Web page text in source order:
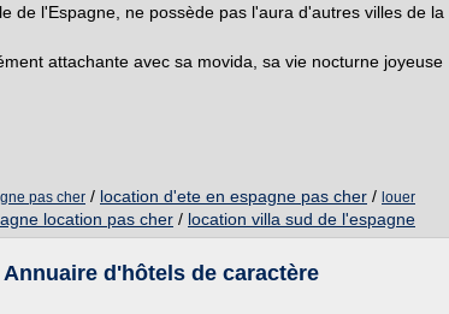
de l'Espagne, ne possède pas l'aura d'autres villes de la
attachante avec sa movida, sa vie nocturne joyeuse
pas cher / location d'ete en espagne pas cher / louer
location pas cher / location villa sud de l'espagne
d'hôtels de caractère